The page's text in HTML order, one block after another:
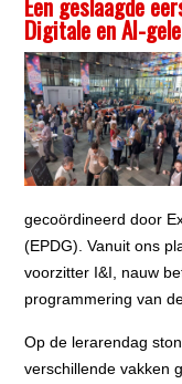
Digitale en AI-
gecoördineerd door
(EPDG). Vanuit ons
voorzitter I&I, nauw
programmering van
Op de lerarendag
verschillende vakken